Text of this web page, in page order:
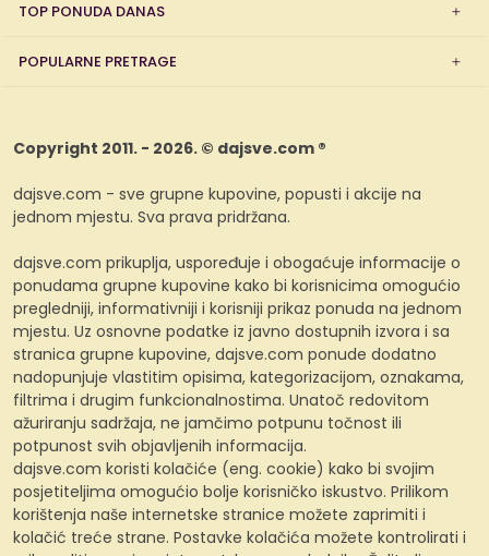
TOP PONUDA DANAS
POPULARNE PRETRAGE
Copyright 2011. - 2026. © dajsve.com ®
dajsve.com - sve grupne kupovine, popusti i akcije na
jednom mjestu. Sva prava pridržana.
dajsve.com prikuplja, uspoređuje i obogaćuje informacije o
ponudama grupne kupovine kako bi korisnicima omogućio
pregledniji, informativniji i korisniji prikaz ponuda na jednom
mjestu. Uz osnovne podatke iz javno dostupnih izvora i sa
stranica grupne kupovine, dajsve.com ponude dodatno
nadopunjuje vlastitim opisima, kategorizacijom, oznakama,
filtrima i drugim funkcionalnostima. Unatoč redovitom
ažuriranju sadržaja, ne jamčimo potpunu točnost ili
potpunost svih objavljenih informacija.
dajsve.com koristi kolačiće (eng. cookie) kako bi svojim
posjetiteljima omogućio bolje korisničko iskustvo. Prilikom
korištenja naše internetske stranice možete zaprimiti i
kolačić treće strane. Postavke kolačića možete kontrolirati i